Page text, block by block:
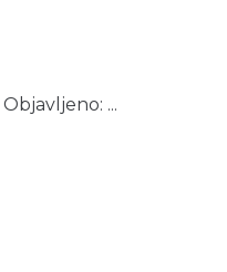
...